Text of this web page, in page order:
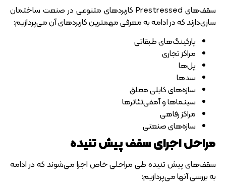
سقف‌های Prestressed کاربردهای متنوعی در صنعت ساختمان
سازی‌دارند که در ادامه به معرفی مهمترین کاربردهای آن می‌پردازیم:
پارکینگ‌های طبقاتی
مراکز تجاری
پل‌ها
سدها
سازه‌های کابلی معلق
سینما‌ها و آمفی‌تئاترها
مراکز رفاهی
سازه‌های صنعتی
مراحل اجرای سقف پیش تنیده
سقف‌های پیش تنیده طی مراحلی خاص اجرا می‌شوند که در ادامه
به بررسی آنها می‌پردازیم: